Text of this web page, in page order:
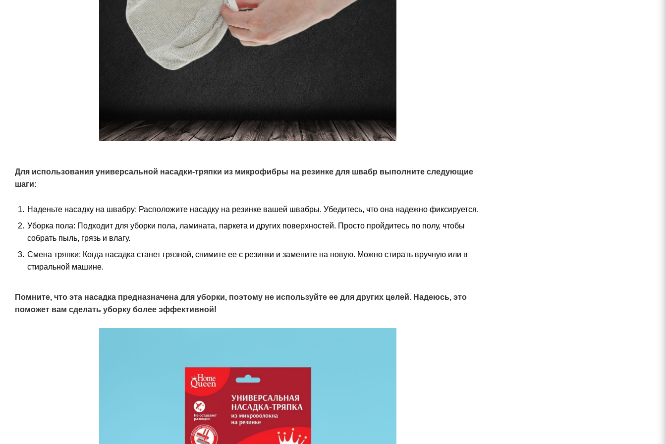
Для использования универсальной насадки-тряпки из микрофибры на резинке для швабр выполните следующие
шаги:
Наденьте насадку на швабру: Расположите насадку на резинке вашей швабры. Убедитесь, что она надежно фиксируется.
Уборка пола: Подходит для уборки пола, ламината, паркета и других поверхностей. Просто пройдитесь по полу, чтобы
собрать пыль, грязь и влагу.
Смена тряпки: Когда насадка станет грязной, снимите ее с резинки и замените на новую. Можно стирать вручную или в
стиральной машине.
Помните, что эта насадка предназначена для уборки, поэтому не используйте ее для других целей. Надеюсь, это
поможет вам сделать уборку более эффективной!